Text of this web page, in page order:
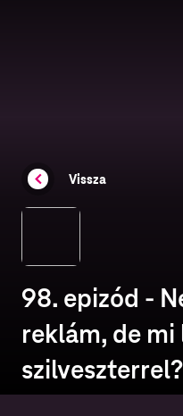
Vissza
98. epizód -
reklám, de mi
szilveszterrel?